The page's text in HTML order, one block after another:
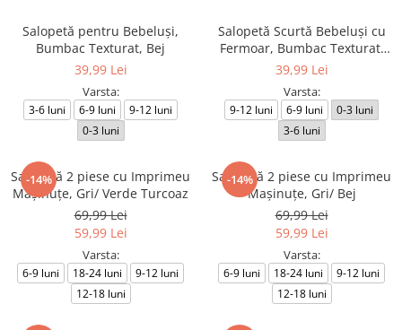
Salopetă pentru Bebeluși,
Bumbac Texturat, Bej
39,99 Lei
Varsta:
3-6 luni 6-9 luni
9-12 luni
0-3 luni
Salopetă Scurtă Bebeluși cu
Fermoar, Bumbac Texturat,
Albastru indigo
39,99 Lei
Varsta:
9-12 luni 6-9 luni
0-3 luni
3-6 luni
-14%
Salopetă 2 piese cu Imprimeu
Mașinuțe, Gri/ Verde Turcoaz
69,99 Lei
59,99 Lei
Varsta:
6-9 luni 18-24 luni
9-12 luni
12-18 luni
-14%
Salopetă 2 piese cu Imprimeu
Mașinuțe, Gri/ Bej
69,99 Lei
59,99 Lei
Varsta:
6-9 luni 18-24 luni
9-12 luni
12-18 luni